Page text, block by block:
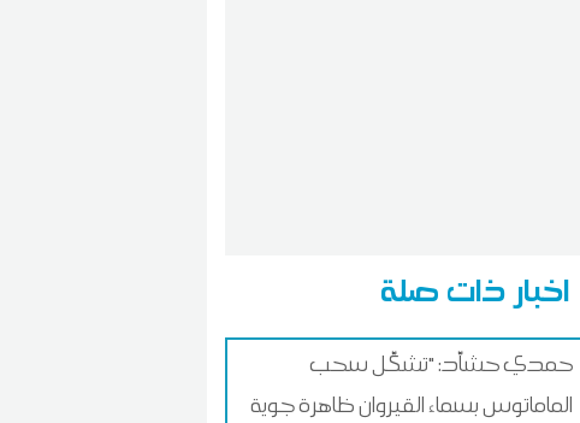
اخبار ذات صلة
حمدي حشاّد: "تشكّل سحب
الماماتوس بسماء القيروان ظاهرة جوية